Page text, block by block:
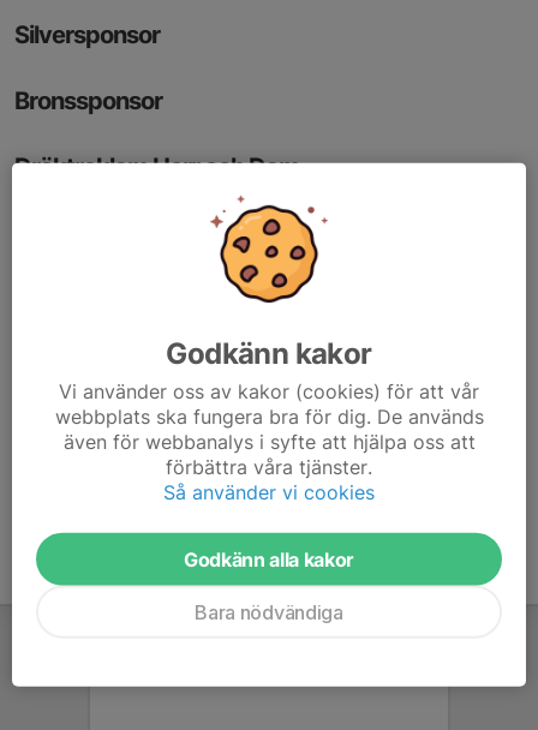
Silversponsor
Bronssponsor
Dräktreklam Herr och Dam
Skyltreklam Åbyvallens västra plank
Skyltreklam inne på Åbyvallen
Annons i Programblad
Godkänn kakor
Vi använder oss av kakor (cookies) för att vår
webbplats ska fungera bra för dig. De används
även för webbanalys i syfte att hjälpa oss att
förbättra våra tjänster.
Så använder vi cookies
Godkänn alla kakor
Bara nödvändiga